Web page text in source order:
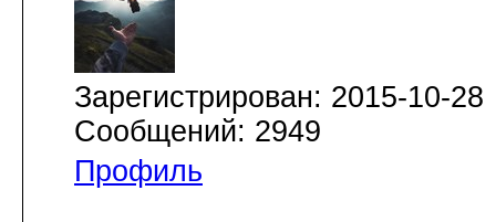
Зарегистрирован: 2015-10-28
Сообщений: 2949
Профиль